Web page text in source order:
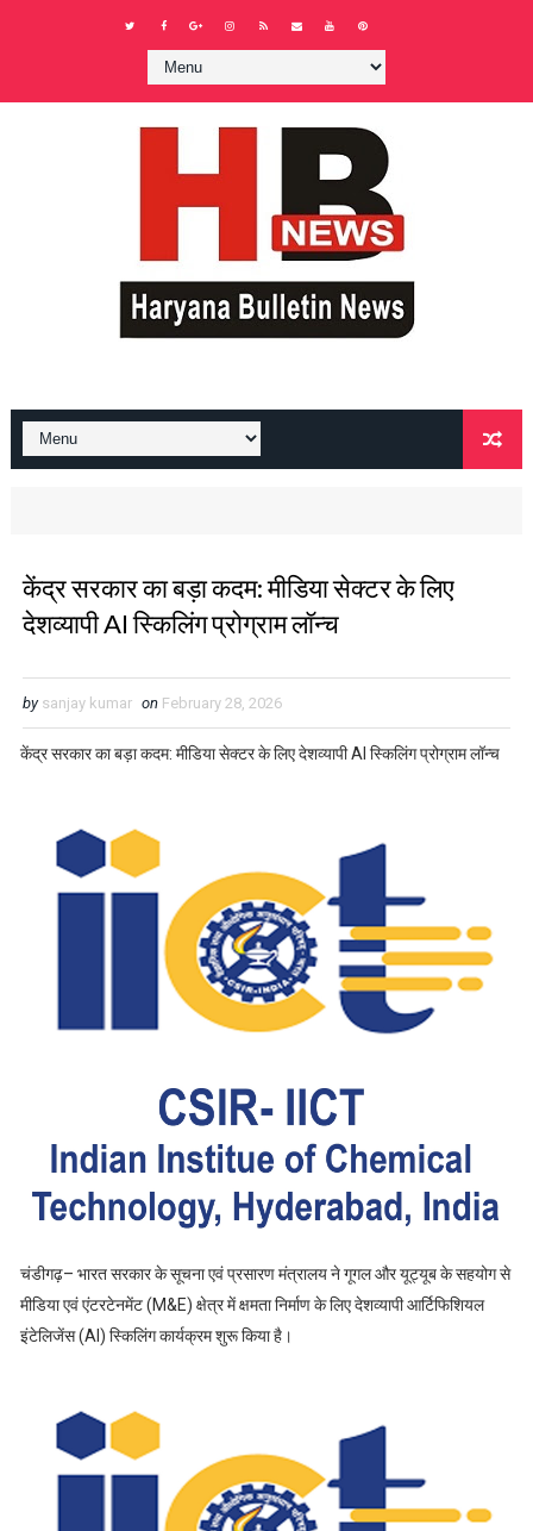
केंद्र सरकार का बड़ा कदम: मीडिया सेक्टर के लिए
देशव्यापी AI स्किलिंग प्रोग्राम लॉन्च
by sanjay kumar on February 28, 2026
केंद्र सरकार का बड़ा कदम: मीडिया सेक्टर के लिए देशव्यापी AI स्किलिंग प्रोग्राम लॉन्च
चंडीगढ़– भारत सरकार के सूचना एवं प्रसारण मंत्रालय ने गूगल और यूट्यूब के सहयोग से
मीडिया एवं एंटरटेनमेंट (M&E) क्षेत्र में क्षमता निर्माण के लिए देशव्यापी आर्टिफिशियल
इंटेलिजेंस (AI) स्किलिंग कार्यक्रम शुरू किया है।